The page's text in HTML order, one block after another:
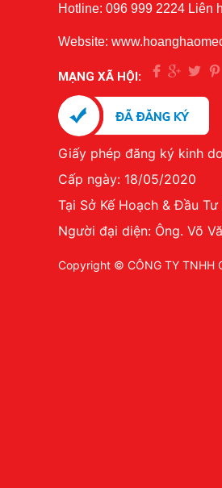
Hotline: 096 999 2224 Liên
Website:
MẠNG XÃ HỘI:
Giấy phép đăng ký kinh
Cấp ngày: 18/05/2020
Tại Sở Kế Hoạch & Đầu
Người đại diện: Ông. Võ
Copyright © CÔNG TY TNHH